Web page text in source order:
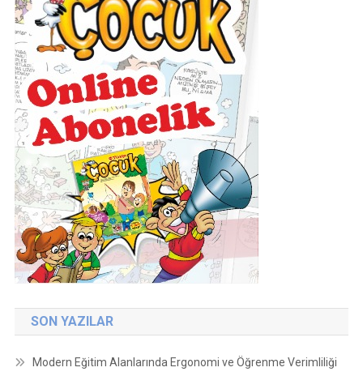
SON YAZILAR
Modern Eğitim Alanlarında Ergonomi ve Öğrenme Verimliliği